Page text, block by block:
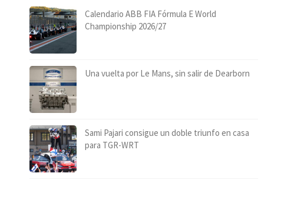
Calendario ABB FIA Fórmula E World
Championship 2026/27
Una vuelta por Le Mans, sin salir de Dearborn
Sami Pajari consigue un doble triunfo en casa
para TGR-WRT